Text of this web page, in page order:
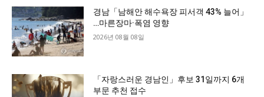
경남「남해안 해수욕장 피서객 43% 늘어」
…마른장마·폭염 영향
2026년 08월 08일
「자랑스러운 경남인」후보 31일까지 6개
부문 추천 접수